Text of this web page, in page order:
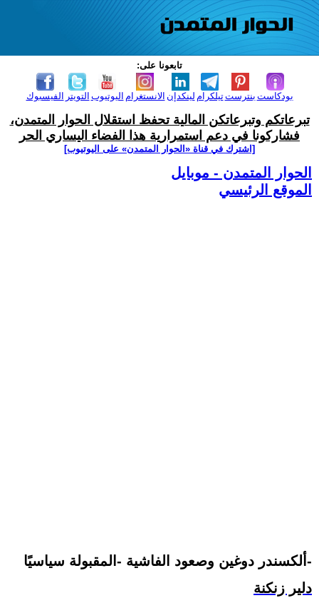
تابعونا على:
الفيسبوك التويتر اليوتيوب الانستغرام لينكدإن تيلكرامبنترست بودكاست
تبرعاتكم وتبرعاتكن المالية تحفظ استقلال الحوار المتمدن،
فشاركونا في دعم استمرارية هذا الفضاء اليساري الحر
[اشترك في قناة ‫«الحوار المتمدن» على اليوتيوب]
الحوار المتمدن - موبايل
الموقع الرئيسي
ألكسندر دوغين وصعود الفاشية -المقبولة سياسيًا-
دلير زنكنة